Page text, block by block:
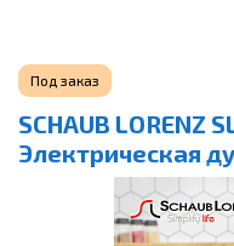
Под заказ
SCHAUB LORENZ
Электрическая